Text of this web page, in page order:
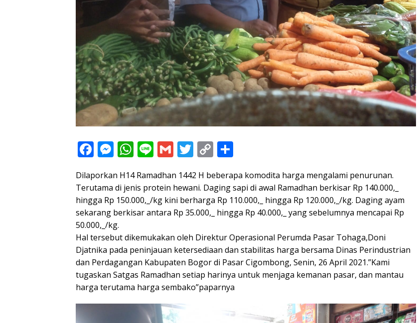
F
ac
e
b
o
o
k
M
e
ss
e
n
g
er
W
h
at
s
A
p
Li
n
e
G
m
ai
l
T
w
itt
er
C
o
p
y
Li
k
ar
e
Dilaporkan H14 Ramadhan 1442 H beberapa komodita harga mengalami penurunan.
Terutama di jenis protein hewani. Daging sapi di awal Ramadhan berkisar Rp 140.000,_
hingga Rp 150.000,_/kg kini berharga Rp 110.000,_ hingga Rp 120.000,_/kg. Daging ayam
sekarang berkisar antara Rp 35.000,_ hingga Rp 40.000,_ yang sebelumnya mencapai Rp
50.000,_/kg.
Hal tersebut dikemukakan oleh Direktur Operasional Perumda Pasar Tohaga,Doni
Djatnika pada peninjauan ketersediaan dan stabilitas harga bersama Dinas Perindustrian
dan Perdagangan Kabupaten Bogor di Pasar Cigombong, Senin, 26 April 2021.”Kami
tugaskan Satgas Ramadhan setiap harinya untuk menjaga kemanan pasar, dan mantau
harga terutama harga sembako”paparnya